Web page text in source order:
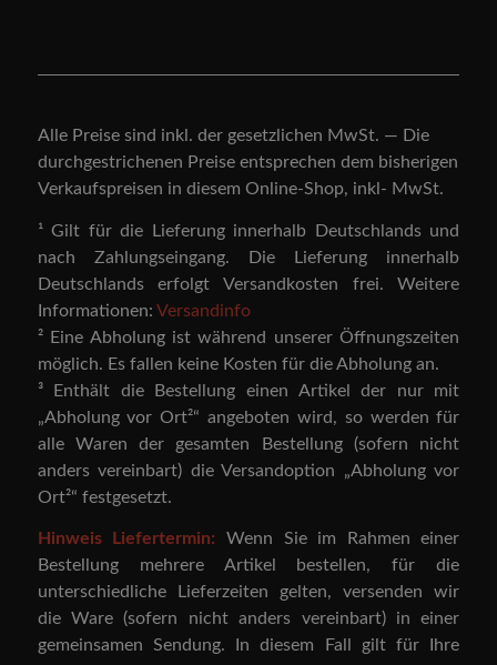
Alle Preise sind inkl. der gesetzlichen MwSt. — Die
durchgestrichenen Preise entsprechen dem bisherigen
Verkaufspreisen in diesem Online-Shop, inkl- MwSt.
¹ Gilt für die Lieferung innerhalb Deutschlands und
nach Zahlungseingang. Die Lieferung innerhalb
Deutschlands erfolgt Versandkosten frei. Weitere
Informationen: Versandinfo
² Eine Abholung ist während unserer Öffnungszeiten
möglich. Es fallen keine Kosten für die Abholung an.
³ Enthält die Bestellung einen Artikel der nur mit
„Abholung vor Ort²“ angeboten wird, so werden für
alle Waren der gesamten Bestellung (sofern nicht
anders vereinbart) die Versandoption „Abholung vor
Ort²“ festgesetzt.
Hinweis Liefertermin: Wenn Sie im Rahmen einer
Bestellung mehrere Artikel bestellen, für die
unterschiedliche Lieferzeiten gelten, versenden wir
die Ware (sofern nicht anders vereinbart) in einer
gemeinsamen Sendung. In diesem Fall gilt für Ihre